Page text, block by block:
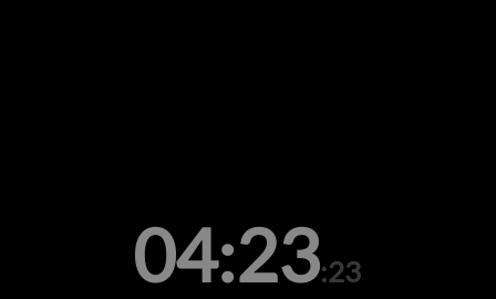
04:23:23